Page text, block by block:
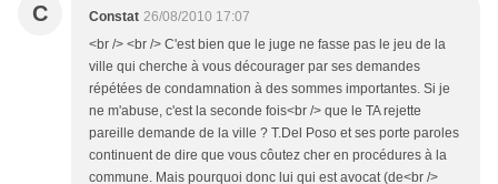
C Constat 26/08/2010 17:07
<br /> <br /> C'est bien que le juge ne fasse pas le jeu de la
ville qui cherche à vous décourager par ses demandes
répétées de condamnation à des sommes importantes. Si je
ne m'abuse, c'est la seconde fois<br /> que le TA rejette
pareille demande de la ville ? T.Del Poso et ses porte paroles
continuent de dire que vous côutez cher en procédures à la
commune. Mais pourquoi donc lui qui est avocat (de<br />